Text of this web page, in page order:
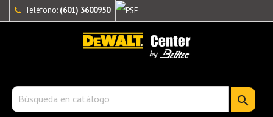
Teléfono: (601) 3600950
